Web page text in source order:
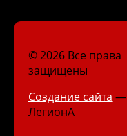
© 2026 Все права
защищены
Создание сайта —
ЛегионА